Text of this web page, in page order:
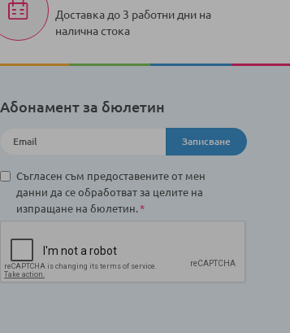
Доставка до 3 работни дни на
налична стока
Абонамент за бюлетин
Записване
Съгласен съм предоставените от мен
данни да се обработват за целите на
изпращане на бюлетин.